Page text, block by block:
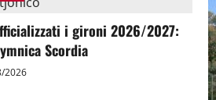
i gironi 2026/2027:
Scordia
2026